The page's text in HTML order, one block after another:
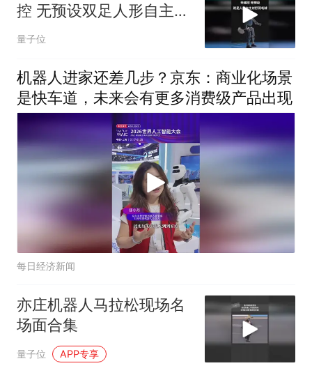
控 无预设双足人形自主对
打羽毛球
量子位
机器人进家还差几步？京东：商业化场景
是快车道，未来会有更多消费级产品出现
每日经济新闻
亦庄机器人马拉松现场名
场面合集
量子位 APP专享